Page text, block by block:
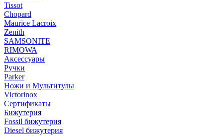
Tissot
Chopard
Maurice Lacroix
Zenith
SAMSONITE
RIMOWA
Аксессуары
Ручки
Parker
Ножи и Мультитулы
Victorinox
Сертификаты
Бижутерия
Fossil бижутерия
Diesel бижутерия